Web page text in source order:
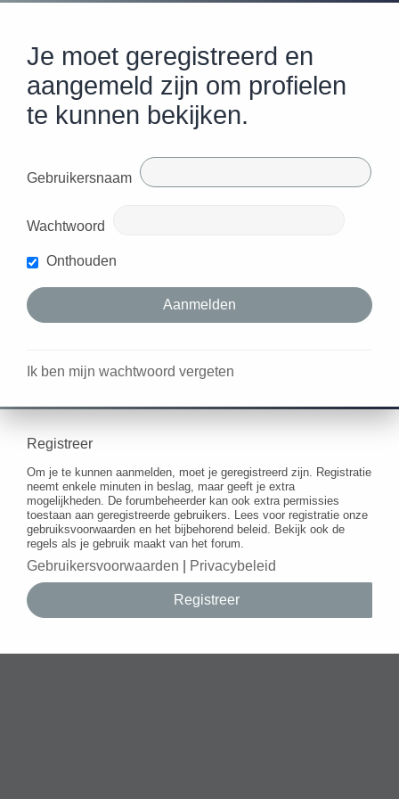
Je moet geregistreerd en
aangemeld zijn om profielen
te kunnen bekijken.
Gebruikersnaam
Wachtwoord
Onthouden
Ik ben mijn wachtwoord vergeten
Registreer
Om je te kunnen aanmelden, moet je geregistreerd zijn. Registratie
neemt enkele minuten in beslag, maar geeft je extra
mogelijkheden. De forumbeheerder kan ook extra permissies
toestaan aan geregistreerde gebruikers. Lees voor registratie onze
gebruiksvoorwaarden en het bijbehorend beleid. Bekijk ook de
regels als je gebruik maakt van het forum.
Gebruikersvoorwaarden Privacybeleid
Registreer